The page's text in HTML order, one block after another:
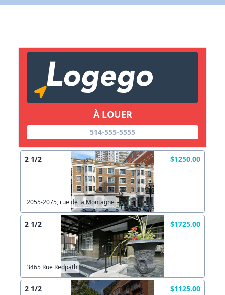
À LOUER
514-555-5555
2 1/2 $1250.00
2055-2075, rue de la Montagne
2 1/2 $1725.00
3465 Rue Redpath
2 1/2 $1125.00
Copier lien
X Fermer Envoyez